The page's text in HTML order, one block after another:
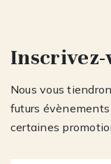
Nous vous
futurs
certaines